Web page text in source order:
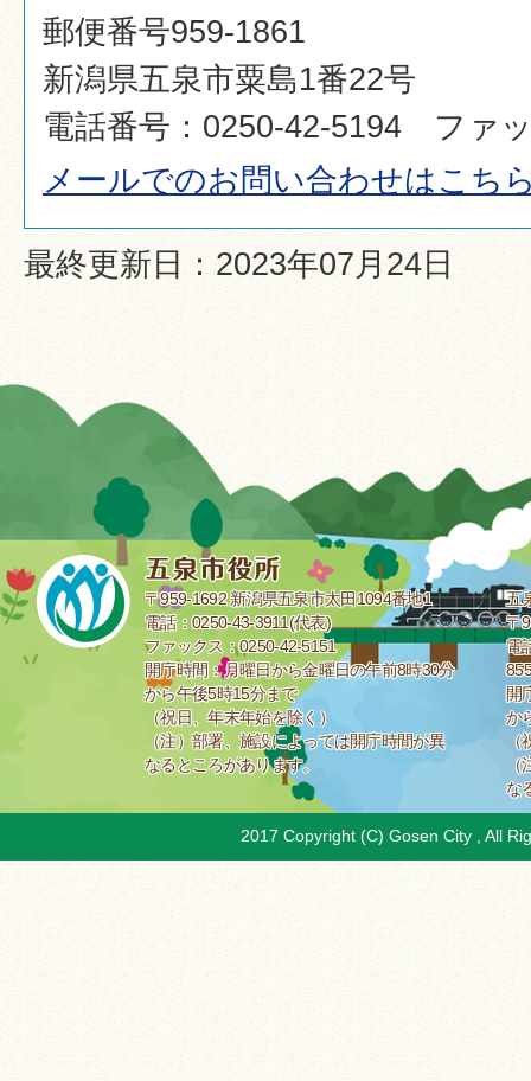
郵便番号959-1861
新潟県五泉市粟島1番22号
電話番号：0250-42-5194 ファ
メールでのお問い合わせはこち
最終更新日：2023年07月24日
〒959-1692 新潟県五泉市太田1094番地1
電話：0250-43-3911(代表)
ファックス：0250-42-5151
開庁時間：月曜日から金曜日の午前8時30分
から午後5時15分まで
（祝日、年末年始を除く）
（注）部署、施設によっては開庁時間が異
なるところがあります。
五
〒
電
開
か
な
2017 Copyright (C) Gosen City , All